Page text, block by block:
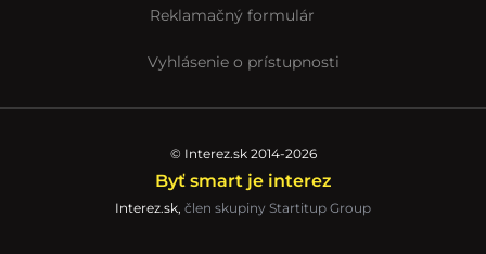
Reklamačný formulár
Vyhlásenie o prístupnosti
© Interez.sk 2014-2026
Byť smart je interez
Interez.sk, člen skupiny Startitup Group